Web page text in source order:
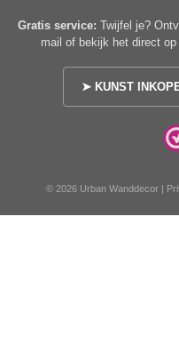
Gratis service: Twijfel je?
mail of bekijk het direct
➤ KUNST
© 2026 Urban Wanddecor |